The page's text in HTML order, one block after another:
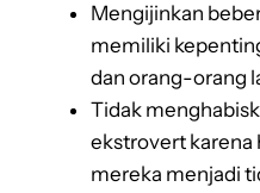
Mengijinkan
memiliki
dan orang-orang
Tidak
ekstrovert karena
mereka menjadi